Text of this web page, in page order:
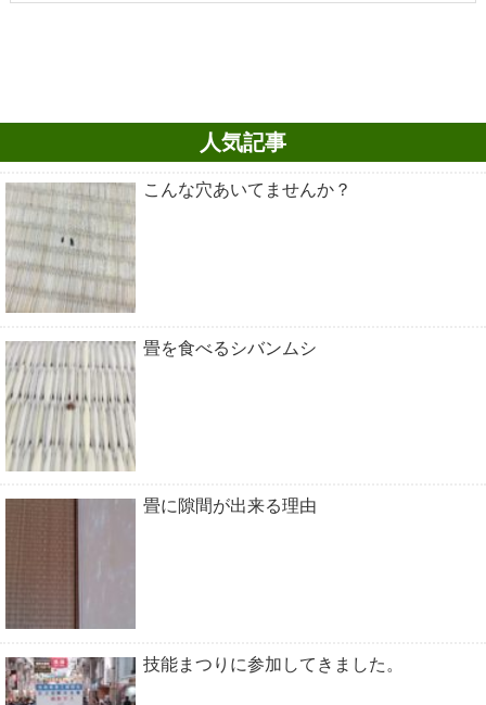
人気記事
こんな穴あいてませんか？
畳を食べるシバンムシ
畳に隙間が出来る理由
技能まつりに参加してきました。